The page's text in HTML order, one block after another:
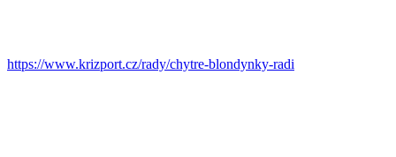
https://www.krizport.cz/rady/chytre-blondynky-radi